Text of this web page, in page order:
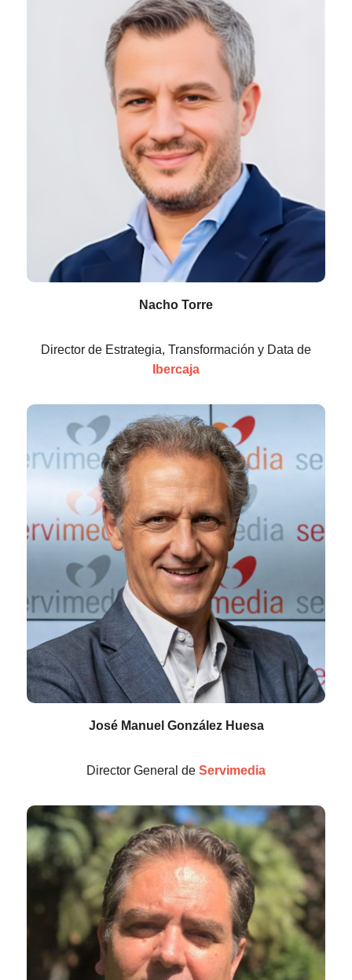
Nacho Torre
Director de Estrategia, Transformación y Data de
Ibercaja
José Manuel González Huesa
Director General de Servimedia